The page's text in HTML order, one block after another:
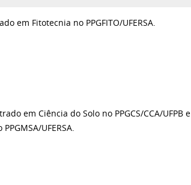
em Fitotecnia no PPGFITO/UFERSA.
em Ciência do Solo no PPGCS/CCA/UFPB e
PPGMSA/UFERSA.